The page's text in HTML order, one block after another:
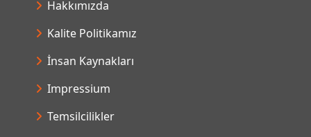
Hakkımızda
Kalite Politikamız
İnsan Kaynakları
Impressium
Temsilcilikler